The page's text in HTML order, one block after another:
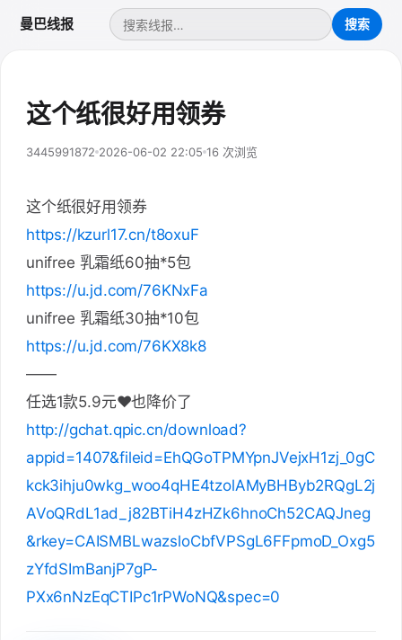
曼巴线报
这个纸很好用领券
3445991872 2026-06-02 22:05 16 次浏览
这个纸很好用领券
https://kzurl17.cn/t8oxuF
unifree 乳霜纸60抽*5包
https://u.jd.com/76KNxFa
unifree 乳霜纸30抽*10包
https://u.jd.com/76KX8k8
——
任选1款5.9元❤也降价了
http://gchat.qpic.cn/download?
appid=1407&fileid=EhQGoTPMYpnJVejxH1zj_0gC
kck3ihju0wkg_woo4qHE4tzolAMyBHByb2RQgL2j
AVoQRdL1ad_j82BTiH4zHZk6hnoCh52CAQJneg
&rkey=CAISMBLwazsloCbfVPSgL6FFpmoD_Oxg5
zYfdSImBanjP7gP-
PXx6nNzEqCTIPc1rPWoNQ&spec=0